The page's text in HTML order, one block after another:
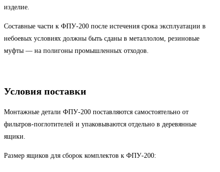
изделие.
Составные части к ФПУ-200 после истечения срока эксплуатации в
небоевых условиях должны быть сданы в металлолом, резиновые
муфты — на полигоны промышленных отходов.
Условия поставки
Монтажные детали ФПУ-200 поставляются самостоятельно от
фильтров-поглотителей и упаковываются отдельно в деревянные
ящики.
Размер ящиков для сборок комплектов к ФПУ-200: